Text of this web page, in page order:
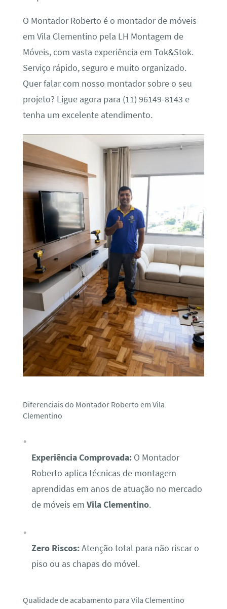
O Montador Roberto é o montador de móveis
em Vila Clementino pela LH Montagem de
Móveis, com vasta experiência em Tok&Stok.
Serviço rápido, seguro e muito organizado.
Quer falar com nosso montador sobre o seu
projeto? Ligue agora para (11) 96149-8143 e
tenha um excelente atendimento.
Diferenciais do Montador Roberto em Vila
Clementino
Experiência Comprovada:O Montador
Roberto aplica técnicas de montagem
aprendidas em anos de atuação no mercado
de móveis em Vila Clementino.
Zero Riscos:Atenção total para não riscar o
piso ou as chapas do móvel.
Qualidade de acabamento para Vila Clementino